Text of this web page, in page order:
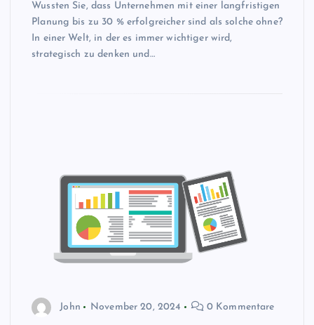
Wussten Sie, dass Unternehmen mit einer langfristigen
Planung bis zu 30 % erfolgreicher sind als solche ohne?
In einer Welt, in der es immer wichtiger wird,
strategisch zu denken und…
John November 20, 2024 0 Kommentare